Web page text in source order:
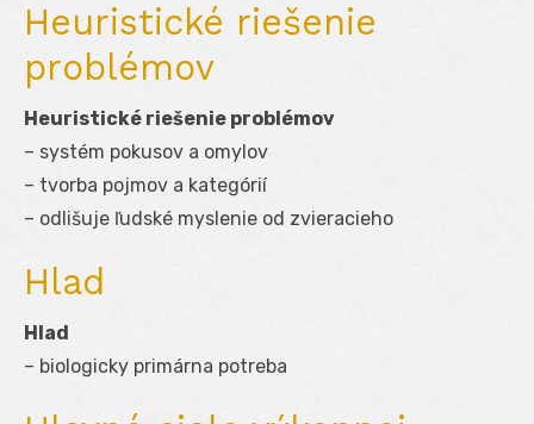
Heuristické riešenie
problémov
Heuristické riešenie problémov
– systém pokusov a omylov
– tvorba pojmov a kategórií
– odlišuje ľudské myslenie od zvieracieho
Hlad
Hlad
– biologicky primárna potreba